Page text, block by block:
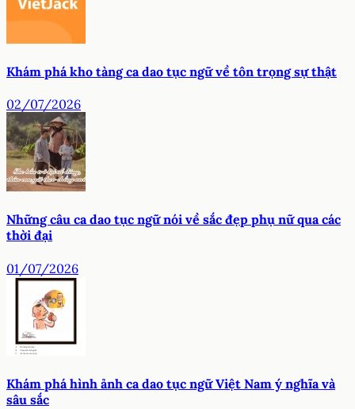
Khám phá kho tàng ca dao tục ngữ về tôn trọng sự thật
02/07/2026
Những câu ca dao tục ngữ nói về sắc đẹp phụ nữ qua các
thời đại
01/07/2026
Khám phá hình ảnh ca dao tục ngữ Việt Nam ý nghĩa và
sâu sắc